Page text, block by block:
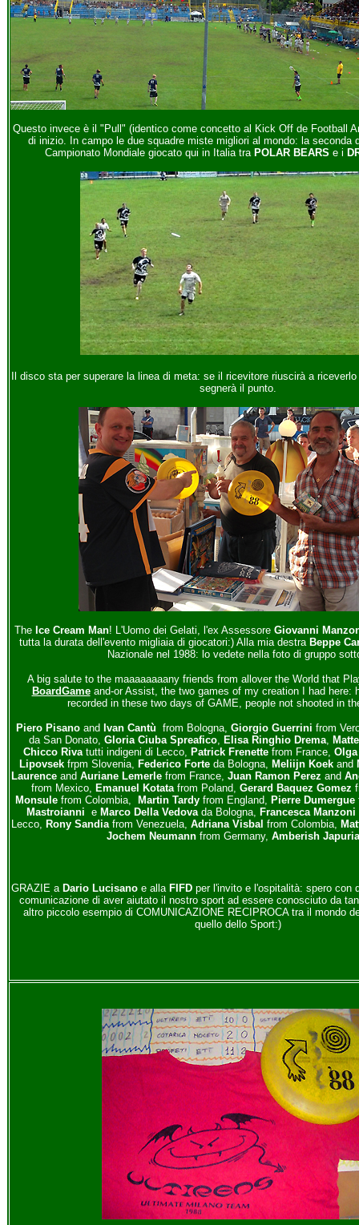
Questo invece è il "Pull" (identico come concetto al Kick Off de Football
di inizio. In campo le due squadre miste migliori al mondo: la seconda
Campionato Mondiale giocato qui in Italia tra POLAR BEARS e i
Il disco sta per superare la linea di meta: se il ricevitore riuscirà a
segnerà il punto.
The Ice Cream Man! L'Uomo dei Gelati, l'ex Assessore Giovanni
tutta la durata dell'evento migliaia di giocatori:) Alla mia destra Beppe
Nazionale nel 1988: lo vedete nella foto di gruppo
A big salute to the maaaaaaaany friends from allover the World that
BoardGameand-or Assist, the two games of my creation I had here:
recorded in these two days of GAME, people not shooted in
Piero Pisanoand Ivan Cantù from Bologna, Giorgio Guerrini from
da San Donato, Gloria Ciuba Spreafico, Elisa Ringhio Drema,
Chicco Rivatutti indigeni di Lecco, Patrick Frenette from France,
Lipovsekfrpm Slovenia, Federico Forteda Bologna, Meliijn Koekand
Laurence and Auriane Lemerle from France, Juan Ramon Perez and
from Mexico, Emanuel Kotatafrom Poland, Gerard Baquez Gomez
Monsule from Colombia, Martin Tardy from England, Pierre Dumergue
Mastroianni e Marco Della Vedovada Bologna, Francesca Manzoni
Lecco, Rony Sandiafrom Venezuela, Adriana Visbal from Colombia,
Jochem Neumannfrom Germany, Amberish Japuria
GRAZIE a Dario Lucisanoe alla FIFDper l'invito e l'ospitalità: spero con
comunicazione di aver aiutato il nostro sport ad essere conosciuto da
altro piccolo esempio di COMUNICAZIONE RECIPROCA tra il mondo
quello dello Sport:)